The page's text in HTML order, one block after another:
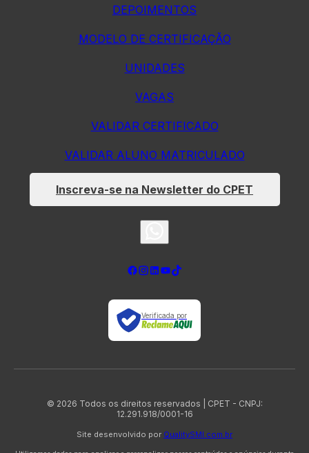
DEPOIMENTOS
MODELO DE CERTIFICAÇÃO
UNIDADES
VAGAS
VALIDAR CERTIFICADO
VALIDAR ALUNO MATRICULADO
Inscreva-se na Newsletter do CPET
Verificada por
© 2026 Todos os direitos reservados | CPET - CNPJ:
12.291.918/0001-16
Site desenvolvido por QualitySMI.com.br